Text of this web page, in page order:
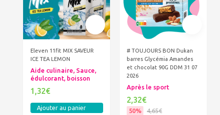
Eleven 11fit MIX SAVEUR
ICE TEA LEMON
Aide culinaire, Sauce,
édulcorant, boisson
1,32€
Ajouter au panier
# TOUJOURS BON Dukan
barres Glycémia Amandes
et chocolat 90G DDM 31 07
2026
Après le sport
2,32€
50% 4,65€